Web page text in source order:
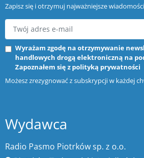
Zapisz się i otrzymuj najważniejsze
Wyrażam zgodę na otrzymywanie
handlowych drogą elektroniczną na
Zapoznałem się z polityką prywatności
Możesz zrezygnować z subskrypcji w każdej
Wydawca
Radio Pasmo Piotrków sp. z o.o.